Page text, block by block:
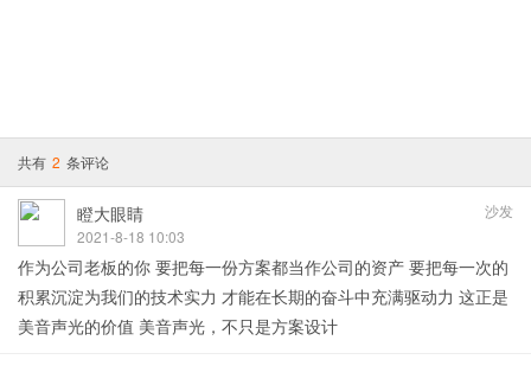
共有 2 条评论
沙发
瞪大眼睛
2021-8-18 10:03
作为公司老板的你 要把每一份方案都当作公司的资产 要把每一次的
积累沉淀为我们的技术实力 才能在长期的奋斗中充满驱动力 这正是
美音声光的价值 美音声光，不只是方案设计